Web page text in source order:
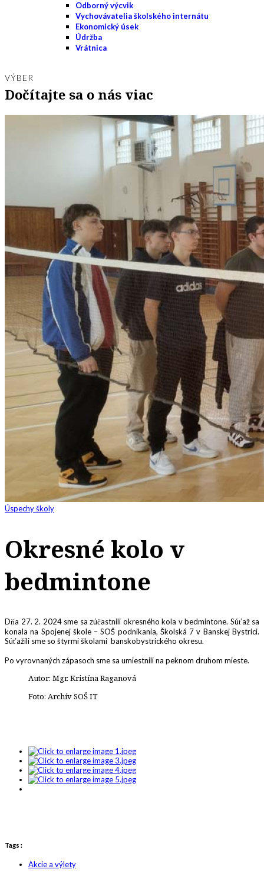
Odborný výcvik
Vychovávatelia školského internátu
Ekonomický úsek
Údržba
Vrátnica
VÝBER
Dočítajte sa o nás viac
Úspechy školy
Okresné kolo v
bedmintone
Dňa 27. 2. 2024 sme sa zúčastnili okresného kola v bedmintone. Súťaž sa
konala na Spojenej škole – SOŠ podnikania, Školská 7 v Banskej Bystrici.
Súťažili sme so štyrmi školami banskobystrického okresu.
Po vyrovnaných zápasoch sme sa umiestnili na peknom druhom mieste.
Autor: Mgr. Kristína Raganová
Foto: Archív SOŠ IT
Tags :
Akcie a výlety